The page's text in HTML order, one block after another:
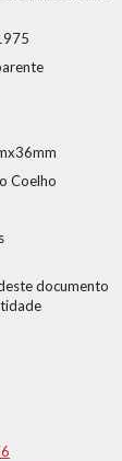
Coelho
documento